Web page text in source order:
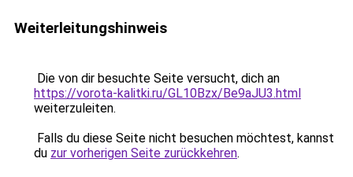
Weiterleitungshinweis
Die von dir besuchte Seite versucht, dich an
https://vorota-kalitki.ru/GL10Bzx/Be9aJU3.html
weiterzuleiten.
Falls du diese Seite nicht besuchen möchtest, kannst
du zur vorherigen Seite zurückkehren.